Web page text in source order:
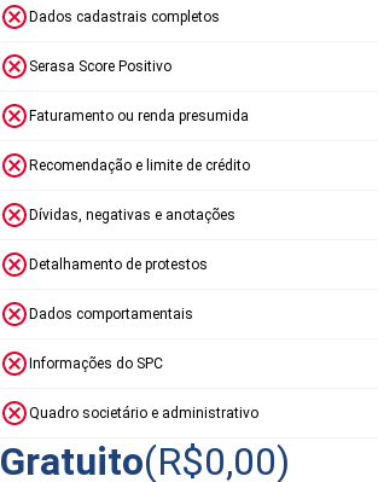
Dados cadastrais completos
Serasa Score Positivo
Faturamento ou renda presumida
Recomendação e limite de crédito
Dívidas, negativas e anotações
Detalhamento de protestos
Dados comportamentais
Informações do SPC
Quadro societário e administrativo
Gratuito(R$0,00)